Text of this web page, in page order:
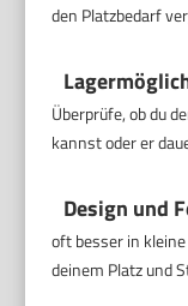
den Platzbedarf
Überprüfe, ob du
kannst oder er
Design und
oft besser in
deinem Platz und